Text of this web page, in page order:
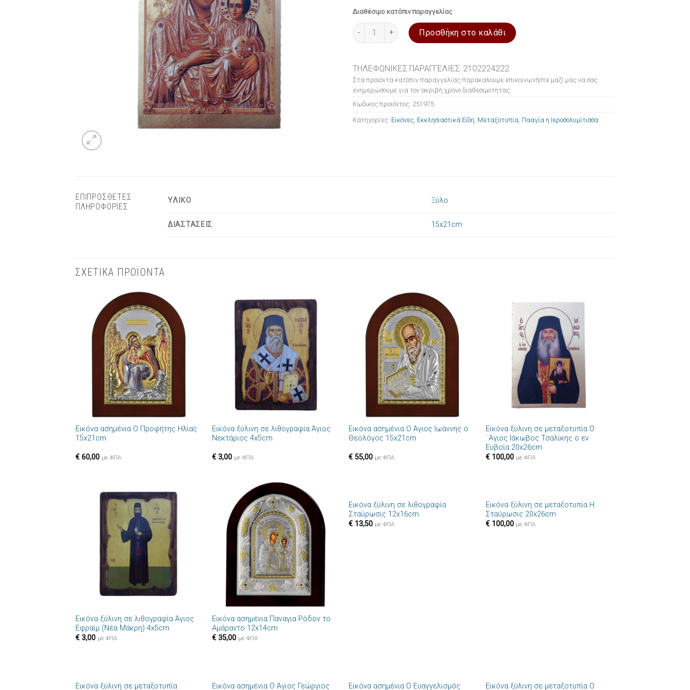
Διαθέσιμο κατόπιν παραγγελίας
Εικόνα ξύλινη σε μεταξοτυπία Πααγία η Ιεροσολυμίτισσα 15x21cm ποσότητα
Προσθήκη στο καλάθι
ΤΗΛΕΦΩΝΙΚΕΣ ΠΑΡΑΓΓΕΛΙΕΣ: 2102224222
Στα προϊόντα κατόπιν παραγγελίας παρακαλούμε επικοινωνήστε μαζί μας να σας
ενημερώσουμε για τον ακριβή χρόνο διαθεσιμότητας.
Κωδικός προϊόντος: 251975
Κατηγορίες: Εικόνες Εκκλησιαστικά Είδη Μεταξοτυπία Πααγία η Ιεροσολυμίτισσα
ΕΠΙΠΡΟΣΘΕΤΕΣ
ΠΛΗΡΟΦΟΡΙΕΣ
ΥΛΙΚΟ Ξύλο
ΔΙΑΣΤΑΣΕΙΣ 15x21cm
ΣΧΕΤΙΚΑ ΠΡΟΪΟΝΤΑ
Πρόσθήκη
στην λίστα
επιθυμιών
Εικόνα ασημένια Ο Προφήτης Ηλίας
15x21cm
€60,00 με ΦΠΑ
Πρόσθήκη
στην λίστα
επιθυμιών
Εικόνα ξύλινη σε λιθογραφία Άγιος
Νεκτάριος 4x5cm
€ 3,00 με ΦΠΑ
Πρόσθήκη
στην λίστα
επιθυμιών
Εικόνα ασημένια Ο Άγιος Ιωάννης ο
Θεολόγος 15x21cm
€ 55,00 με ΦΠΑ
Πρόσθήκη
στην λίστα
επιθυμιών
Εικόνα ξύλινη σε μεταξοτυπία Ο
¨Αγιος Ιάκωβος Τσαλίκης ο εν
Ευβοία 20x26cm
€100,00 με ΦΠΑ
στην λίστα
επιθυμιών
Εικόνα ξύλινη σε λιθογραφία Άγιος
Εφραίμ (Νέα Μάκρη) 4x5cm
€3,00 με ΦΠΑ
Πρόσθήκη
στην λίστα
επιθυμιών
Εικόνα ασημένια Παναγια Ρόδον το
Αμάραντο 12x14cm
€ 35,00 με ΦΠΑ
Πρόσθήκη
Εικόνα ξύλινη σε λιθογραφία
Σταύρωσις 12x16cm
€ 13,50 με ΦΠΑ
Πρόσθήκη
Εικόνα ξύλινη σε μεταξοτυπία Η
Σταύρωσις 20x26cm
€100,00 με ΦΠΑ
Εικόνα ξύλινη σε μεταξοτυπία
Εικόνα ασημένια Ο Άγιος Γεώργιος
Εικόνα ασημένια Ο Ευαγγελισμός
Εικόνα ξύλινη σε μεταξοτυπία Ο